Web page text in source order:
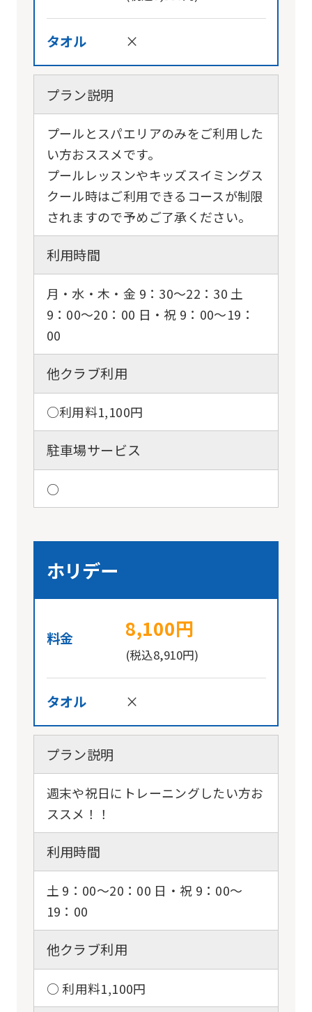
タオル ×
プラン説明
プールとスパエリアのみをご利用した
い方おススメです。
プールレッスンやキッズスイミングス
クール時はご利用できるコースが制限
されますので予めご了承ください。
利用時間
月・水・木・金 9：30〜22：30 土
9：00〜20：00 日・祝 9：00〜19：
00
他クラブ利用
○利用料1,100円
駐車場サービス
○
ホリデー
料金 8,100円
(税込8,910円)
タオル ×
プラン説明
週末や祝日にトレーニングしたい方お
ススメ！！
利用時間
土 9：00〜20：00 日・祝 9：00〜
19：00
他クラブ利用
○ 利用料1,100円
For
foreigners